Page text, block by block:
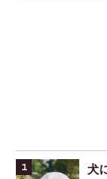
犬